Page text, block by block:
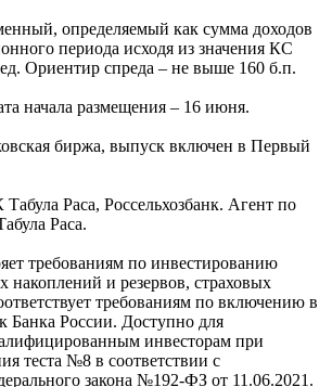
определяемый как сумма доходов
периода исходя из значения КС
Ориентир спреда – не выше 160 б.п.
начала размещения – 16 июня.
биржа, выпуск включен в Первый
Раса, Россельхозбанк. Агент по
Раса.
требованиям по инвестированию
накоплений и резервов, страховых
требованиям по включению в
Банка России. Доступно для
инвесторам при
теста №8 в соответствии с
закона №192-ФЗ от 11.06.2021.